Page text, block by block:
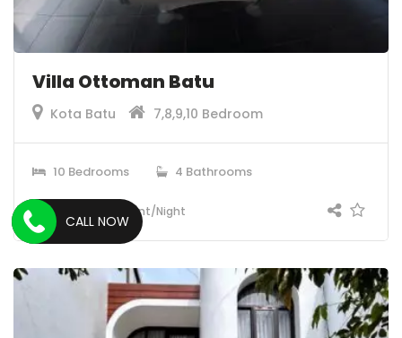
Villa Ottoman Batu
Kota Batu 7,8,9,10 Bedroom
10 Bedrooms 4 Bathrooms
2.900.000 Rent/Night
CALL NOW